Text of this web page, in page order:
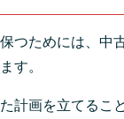
つためには、中
す。
計画を立てるこ